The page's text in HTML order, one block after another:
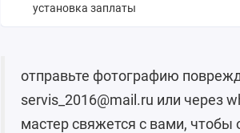
установка заплаты
отправьте фотографию
servis_2016@mail.ru или через
мастер свяжется с вами, чтобы